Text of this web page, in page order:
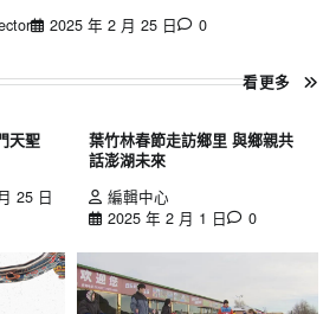
2025 年 2 月 25 日 0
看更多
天聖
25 日
葉竹林春節走訪鄉里 與鄉親共
話澎湖未來
編輯中心
2025 年 2 月 1 日
0